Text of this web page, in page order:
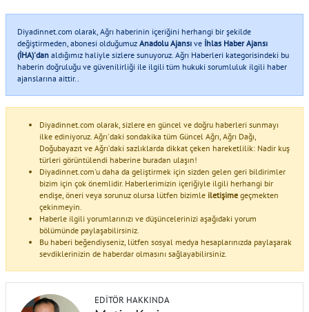
Diyadinnet.com olarak, Ağrı haberinin içeriğini herhangi bir şekilde
değiştirmeden, abonesi olduğumuz Anadolu Ajansı ve İhlas Haber Ajansı
(İHA)'dan aldığımız haliyle sizlere sunuyoruz. Ağrı Haberleri kategorisindeki bu
haberin doğruluğu ve güvenilirliği ile ilgili tüm hukuki sorumluluk ilgili haber
ajanslarına aittir..
Diyadinnet.com olarak, sizlere en güncel ve doğru haberleri sunmayı
ilke ediniyoruz. Ağrı'daki sondakika tüm Güncel Ağrı, Ağrı Dağı,
Doğubayazıt ve Ağrı’daki sazlıklarda dikkat çeken hareketlilik: Nadir kuş
türleri görüntülendi haberine buradan ulaşın!
Diyadinnet.com'u daha da geliştirmek için sizden gelen geri bildirimler
bizim için çok önemlidir. Haberlerimizin içeriğiyle ilgili herhangi bir
endişe, öneri veya sorunuz olursa lütfen bizimle iletişime geçmekten
çekinmeyin.
Haberle ilgili yorumlarınızı ve düşüncelerinizi aşağıdaki yorum
bölümünde paylaşabilirsiniz.
Bu haberi beğendiyseniz, lütfen sosyal medya hesaplarınızda paylaşarak
sevdiklerinizin de haberdar olmasını sağlayabilirsiniz.
EDITÖR HAKKINDA